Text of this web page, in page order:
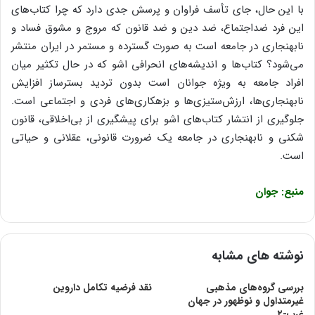
با این حال، ‌جای تأسف فراوان و پرسش جدی دارد که چرا کتاب‌های
این فرد ضداجتماع، ‌ضد دین و ضد قانون که مروج و مشوق فساد و
نابهنجاری در جامعه است به صورت گسترده و مستمر در ایران منتشر
می‌شود؟ کتاب‌ها و اندیشه‌های انحرافی اشو که در حال تکثیر میان
افراد جامعه به ویژه جوانان است بدون تردید بسترساز افزایش
نابهنجاری‌ها، ‌ارزش‌ستیزی‌ها و بزهکاری‌های فردی و اجتماعی است.
‌جلوگیری از انتشار کتاب‌های اشو برای پیشگیری از بی‌‌اخلاقی، ‌قانون
شکنی و نابهنجاری در جامعه یک ضرورت قانونی، ‌عقلانی و حیاتی
است. ‌
منبع: جوان
نوشته های مشابه
بررسی گروه‌های مذهبی
غیرمتداول و نوظهور در جهان
نقد فرضیه تکامل داروین